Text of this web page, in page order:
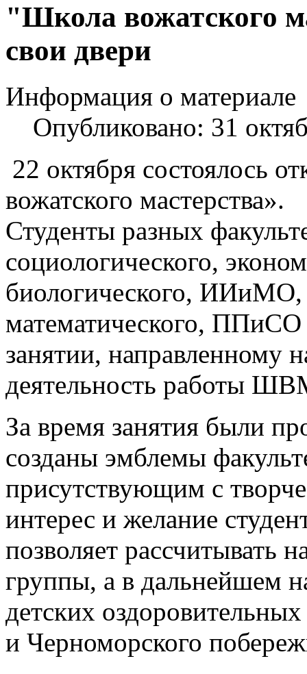
Шаблоны Joomla 3 здесь:
"Школа вожатского
свои двери
Информация о материале
Опубликовано: 31
22 октября состоялось
вожатского мастерства».
Студенты разных
социологического,
биологического,
математического, ППиСО
занятии, направленному
деятельность работы
За время занятия были
созданы эмблемы
присутствующим с
интерес и желание
позволяет рассчитывать
группы, а в дальнейшем
детских
и Черноморского